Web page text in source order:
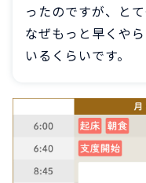
ったのですが、と
なぜもっと早くや
いるくらいです。